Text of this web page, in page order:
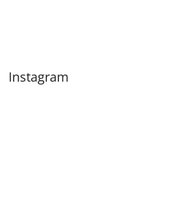
Instagram